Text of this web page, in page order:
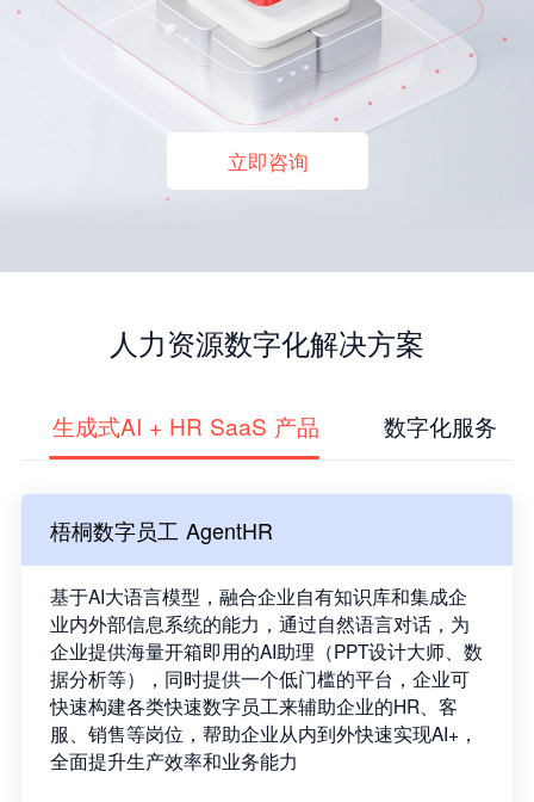
立即咨询
人力资源数字化解决方案
生成式AI + HR SaaS 产品 数字化服务
梧桐数字员工 AgentHR
基于AI大语言模型，融合企业自有知识库和集成企
业内外部信息系统的能力，通过自然语言对话，为
企业提供海量开箱即用的AI助理（PPT设计大师、数
据分析等），同时提供一个低门槛的平台，企业可
快速构建各类快速数字员工来辅助企业的HR、客
服、销售等岗位，帮助企业从内到外快速实现AI+，
全面提升生产效率和业务能力